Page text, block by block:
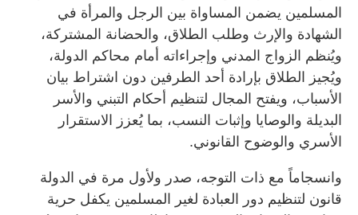
المسلمين يضمن المساواة بين الرجل والمرأة في
الشهادة والإرث وطلب الطلاق، والحضانة المشتركة،
ويُنظم الزواج المدني وإجراءاته أمام محاكم الدولة،
ويُجيز الطلاق بإرادة أحد الطرفين دون اشتراط بيان
الأسباب، ويفتح المجال لتنظيم أحكام التبني والأسر
البديلة والوصايا وإثبات النسب، بما يُعزز الاستقرار
الأسري والوضوح القانوني.
وانسجاماً مع ذات التوجه، صدر ولأول مرة في الدولة
قانون لتنظيم دور العبادة لغير المسلمين يكفل حرية